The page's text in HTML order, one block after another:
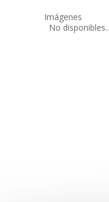
Imágenes
No disponibles..